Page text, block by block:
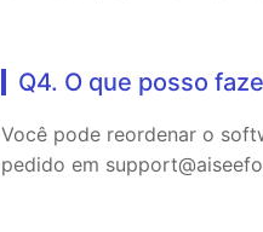
Q4. O que posso
Você pode reordenar o
pedido em